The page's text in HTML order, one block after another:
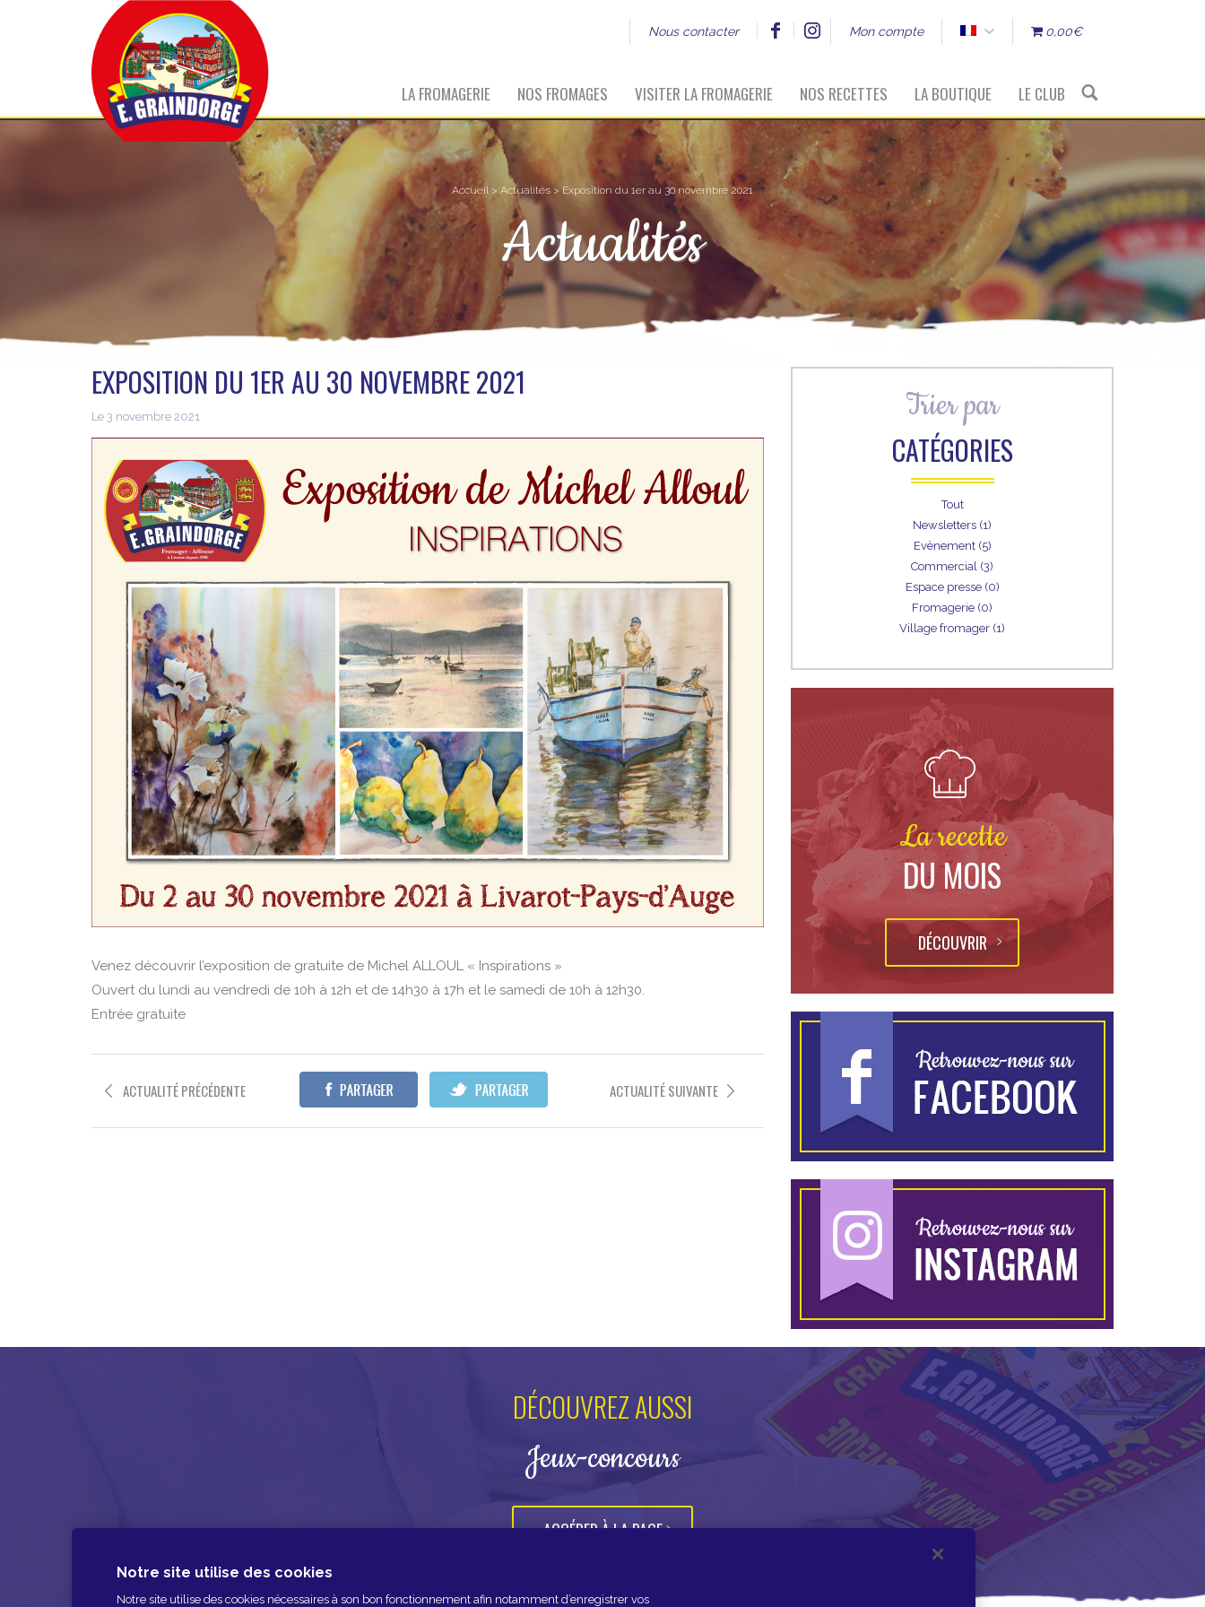
Nous contacter Mon compte 0,00€
LA FROMAGERIE NOS FROMAGES VISITER LA FROMAGERIE NOS RECETTES LA BOUTIQUE LE CLUB
Accueil> Actualités > Exposition du 1er au 30 novembre 2021
Actualités
EXPOSITION DU 1ER AU 30 NOVEMBRE 2021
Le 3 novembre 2021
Venez découvrir l’exposition de gratuite de Michel ALLOUL « Inspirations »
Ouvert du lundi au vendredi de 10h à 12h et de 14h30 à 17h et le samedi de 10h à 12h30.
Entrée gratuite
ACTUALITÉ PRÉCÉDENTE ACTUALITÉ SUIVANTE
Trier par
CATÉGORIES
Tout
Newsletters (1)
Evènement (5)
Commercial (3)
Espace presse (0)
Fromagerie (0)
Village fromager (1)
La recette
DU MOIS
DÉCOUVRIR
DÉCOUVREZ AUSSI
Jeux-concours
ACCÉDER À LA PAGE
Notre site utilise des cookies
Notre site utilise des cookies nécessaires à son bon fonctionnement afin notamment d’enregistrer vos